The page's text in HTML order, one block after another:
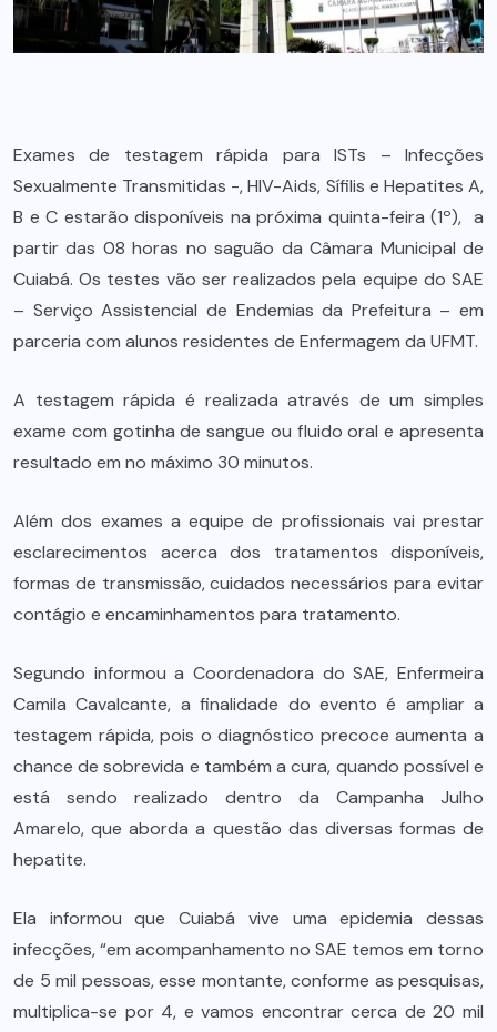
Exames de testagem rápida para ISTs – Infecções
Sexualmente Transmitidas -, HIV-Aids, Sífilis e Hepatites A,
B e C estarão disponíveis na próxima quinta-feira (1º), a
partir das 08 horas no saguão da Câmara Municipal de
Cuiabá. Os testes vão ser realizados pela equipe do SAE
– Serviço Assistencial de Endemias da Prefeitura – em
parceria com alunos residentes de Enfermagem da UFMT.
A testagem rápida é realizada através de um simples
exame com gotinha de sangue ou fluido oral e apresenta
resultado em no máximo 30 minutos.
Além dos exames a equipe de profissionais vai prestar
esclarecimentos acerca dos tratamentos disponíveis,
formas de transmissão, cuidados necessários para evitar
contágio e encaminhamentos para tratamento.
Segundo informou a Coordenadora do SAE, Enfermeira
Camila Cavalcante, a finalidade do evento é ampliar a
testagem rápida, pois o diagnóstico precoce aumenta a
chance de sobrevida e também a cura, quando possível e
está sendo realizado dentro da Campanha Julho
Amarelo, que aborda a questão das diversas formas de
hepatite.
Ela informou que Cuiabá vive uma epidemia dessas
infecções, “em acompanhamento no SAE temos em torno
de 5 mil pessoas, esse montante, conforme as pesquisas,
multiplica-se por 4, e vamos encontrar cerca de 20 mil